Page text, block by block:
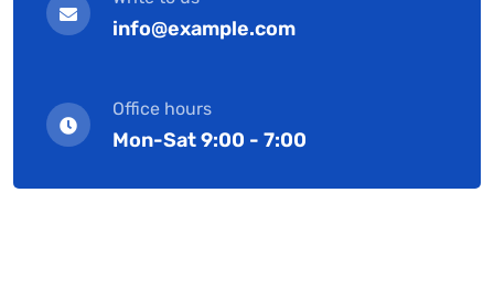
info@example.com
Office hours
Mon-Sat 9:00 - 7:00